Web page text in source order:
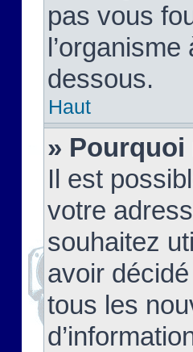
pas vous
dessous.
Haut
» Pourquoi
Il est
votre
souhaitez
avoir
tous les